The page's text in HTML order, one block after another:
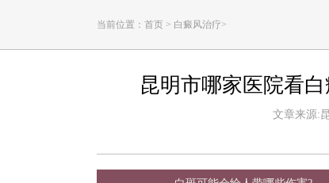
当前位置： 首页 > 白癜风治疗>
昆明市哪家医院看
文章来源: